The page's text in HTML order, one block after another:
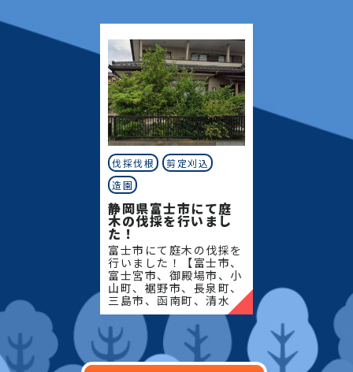
町、河津町、松崎町、下
田市、
町、河津町、松崎町、下
田市、
伐採伐根
剪定刈込
造園
静岡県富士市にて庭
木の伐採を行いまし
た！
富士市にて庭木の伐採を
行いました！【富士市、
富士宮市、御殿場市、小
山町、裾野市、長泉町、
三島市、函南町、清水
町、沼津市、熱海市、伊
豆の国市、伊豆市、伊東
市、東伊豆町、西伊豆
町、河津町、松崎町、下
田市、